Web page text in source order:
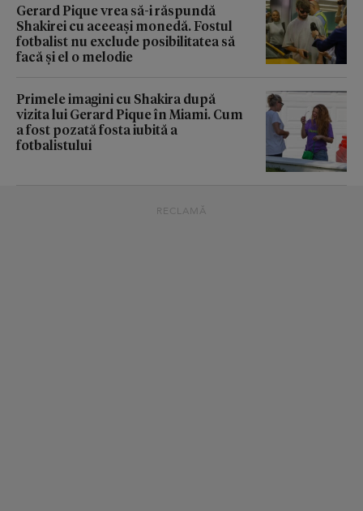
Gerard Pique vrea să-i răspundă
Shakirei cu aceeași monedă. Fostul
fotbalist nu exclude posibilitatea să
facă și el o melodie
Primele imagini cu Shakira după
vizita lui Gerard Pique în Miami. Cum
a fost pozată fosta iubită a
fotbalistului
RECLAMĂ